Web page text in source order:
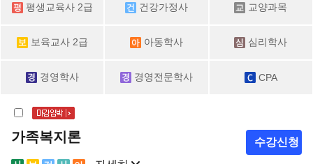
평생교육사 2급 건강가정사 교양과목
보육교사 2급 아동학사 심리학사
경영학사 경영전문학사 CPA
가족복지론 수강신청